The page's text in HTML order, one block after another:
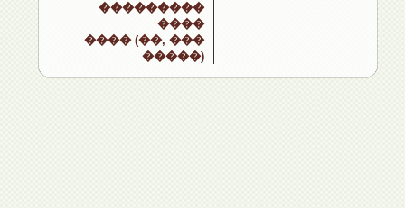
���������
����
���� (��, ���
�����)